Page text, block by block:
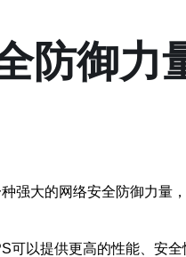
防御力
强大的网络安全防御力量
以提供更高的性能、安